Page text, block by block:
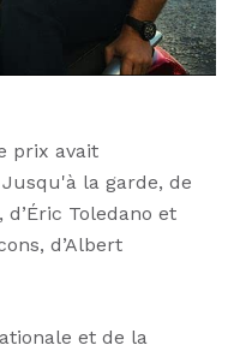
prix avait
la garde, de
Toledano et
d’Albert
et de la